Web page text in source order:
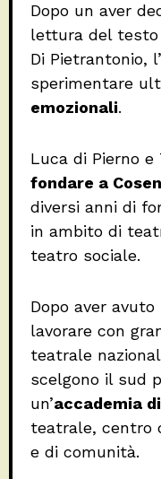
Dopo un aver
lettura del
Di Pietrantonio,
sperimentare
emozionali.
Luca di Pierno e
fondare a
diversi anni di
in ambito di
teatro sociale.
Dopo aver
lavorare con
teatrale
scelgono il sud
un’accademia
teatrale, centro
e di comunità.